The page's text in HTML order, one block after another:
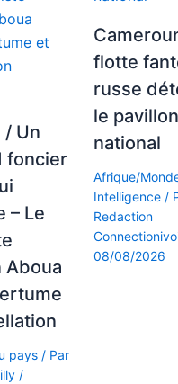
/ Un
foncier
– Le
Aboua
pays / Par
/
flotte
russe
le pavillon
national
Afrique/
Intelligence/
Redaction
08/08/2026